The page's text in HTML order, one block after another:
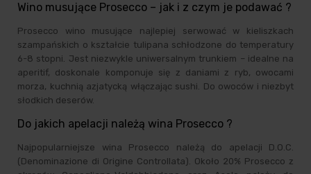
Wino musujące Prosecco – jak i z czym je podawać ?
Prosecco wino musujące najlepiej serwować w kieliszkach
szampańskich o kształcie tulipana schłodzone do temperatury
6-8 stopni. Jest niezwykle uniwersalnym trunkiem – idealne na
aperitif, doskonale komponuje się z daniami z ryb, owocami
morza, kuchnią azjatycką włączając sushi. Do owoców i niezbyt
słodkich deserów.
Do jakich apelacji należą wina Prosecco ?
Najpopularniejsze wina Prosecco należą do apelacji D.O.C.
(Denominazione di Origine Controllata). Około 20% Prosecco z